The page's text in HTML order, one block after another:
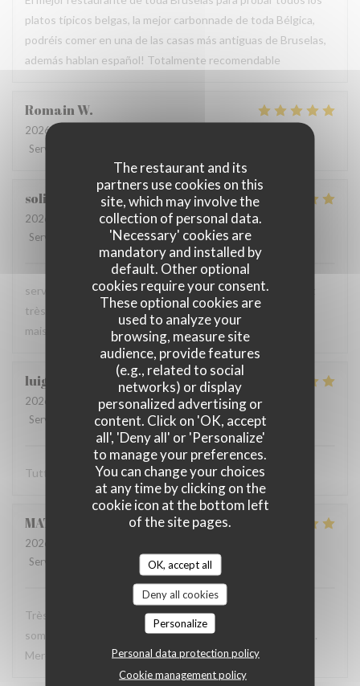
The restaurant and its
partners use cookies on this
site, which may involve the
collection of personal data.
'Necessary' cookies are
mandatory and installed by
default. Other optional
cookies require your consent.
These optional cookies are
used to analyze your
browsing, measure site
audience, provide features
(e.g., related to social
networks) or display
personalized advertising or
content. Click on 'OK, accept
all', 'Deny all' or 'Personalize'
to manage your preferences.
You can change your choices
at any time by clicking on the
cookie icon at the bottom left
of the site pages.
OK, accept all
Deny all cookies
Personalize
Personal data protection policy
Cookie management policy
platos típicos belgas, la mejor carbonnade de toda Bélgica,
podréis comer en una de las casas más antiguas de Bruselas,
además hablan español! Totalmente recomendable
RomainW
2026-06-21
Service
soline
2026-06-13
- 21:00 - Guests 3
Service
Ambiance:5/5 Food:5/5 Value:
serveur très agréable, les plats sont bien servis et surtout
très bons. Mention spéciale pour la mousse au chocolat
maison !
luigi
2026-06-07
- 14:30 - Guests 2
Service
Ambiance: 5/5 Food: 5/5 Value:5/5
Tutto molto buono. Carbonade buonissima
MATHIEU
2026-06-07
Service
5/5 Food: 5/5
Très bonne soirée dans cet établissement où nous nous
sommes régalés avec des plats authentiques de Bruxelles.
Merci à l'accueil ainsi qu'au service sans fausse note